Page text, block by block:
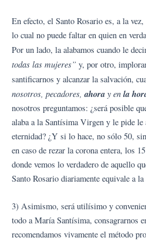
En efecto, el Santo Rosario es, a la
lo cual no puede faltar en quien en
Por un lado, la alabamos cuando le
todas las mujeres” y, por otro,
santificarnos y alcanzar la salvación,
nosotros, pecadores,ahora y en la
nosotros preguntamos: ¿será posible
alaba a la Santísima Virgen y le pide le
eternidad? ¿Y si lo hace, no sólo 50,
en caso de rezar la corona entera, los
donde vemos lo verdadero de aquello
Santo Rosario diariamente equivale a
3) Asimismo, será utilísimo y
todo a María Santísima, consagrarnos
recomendamos vivamente el método